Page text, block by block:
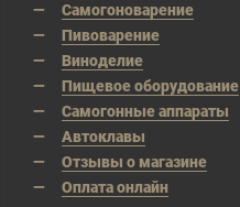
Самогоноварение
Пивоварение
Виноделие
Пищевое оборудование
Самогонные аппараты
Автоклавы
Отзывы о магазине
Оплата онлайн